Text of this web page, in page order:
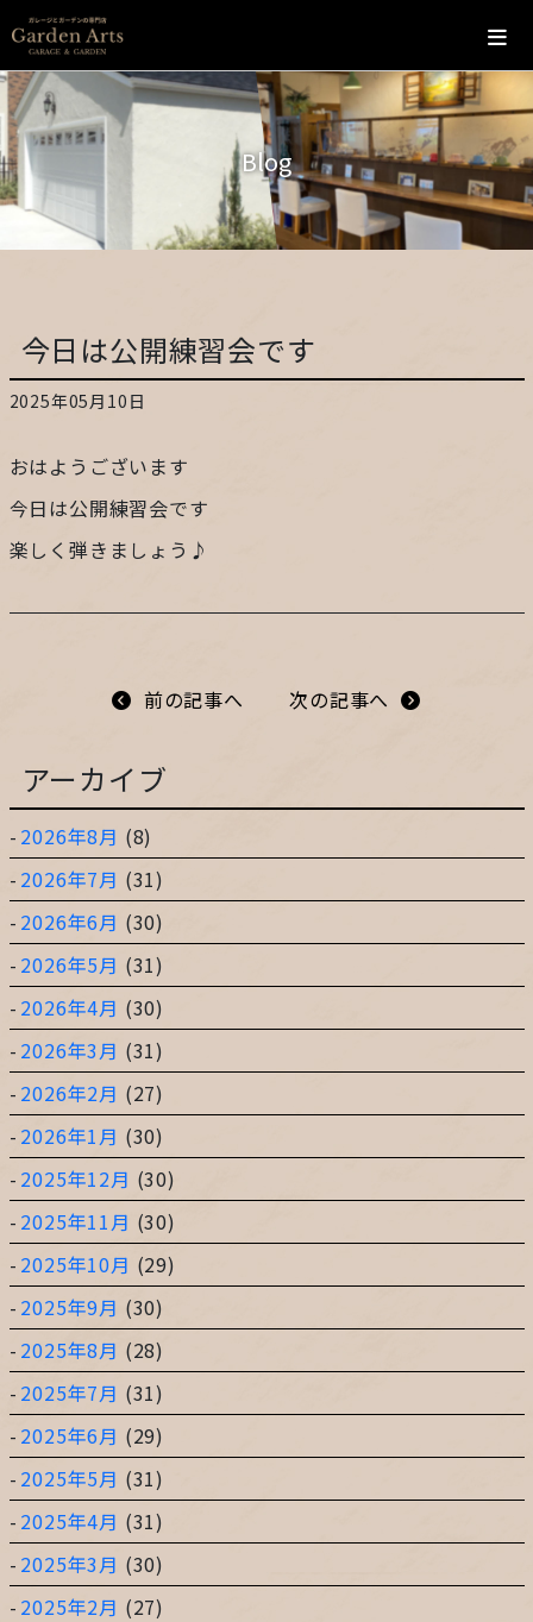
ホーム
会社概要
こだわり
施工実績
お問い合わせ
ガレージ&ガーデンのガーデンアーツ
片田舎の小さなカフェ ガーデンアーツ
Blog
今日は公開練習会です
2025年05月10日
おはようございます
今日は公開練習会です
楽しく弾きましょう♪
前の記事へ 次の記事へ
アーカイブ
2026年8月 (8)
2026年7月 (31)
2026年6月 (30)
2026年5月 (31)
2026年4月 (30)
2026年3月 (31)
2026年2月 (27)
2026年1月 (30)
2025年12月 (30)
2025年11月 (30)
2025年10月 (29)
2025年9月 (30)
2025年8月 (28)
2025年7月 (31)
2025年6月 (29)
2025年5月 (31)
2025年4月 (31)
2025年3月 (30)
2025年2月 (27)